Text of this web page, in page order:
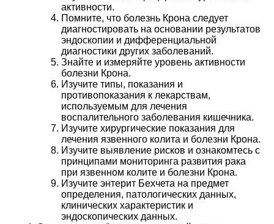
активности.
Помните, что болезнь Крона следует
диагностировать на основании результатов
эндоскопии и дифференциальной
диагностики других заболеваний.
Знайте и измеряйте уровень активности
болезни Крона.
Изучите типы, показания и
противопоказания к лекарствам,
используемым для лечения
воспалительного заболевания кишечника.
Изучите хирургические показания для
лечения язвенного колита и болезни Крона.
Изучите выявление рисков и ознакомтесь с
принципами мониторинга развития рака
при язвенном колите и болезни Крона.
Изучите энтерит Бехчета на предмет
определения, патологических данных,
клинических характеристик и
эндоскопических данных.